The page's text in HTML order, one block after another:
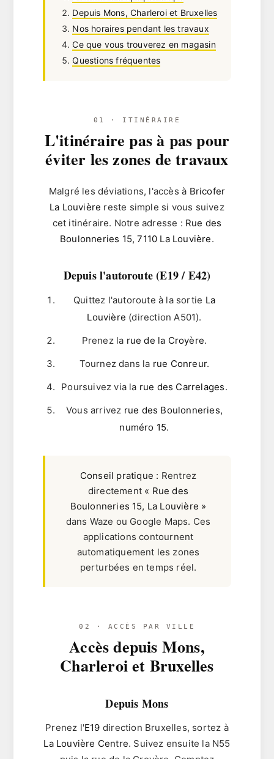
Depuis Mons, Charleroi et Bruxelles
Nos horaires pendant les travaux
Ce que vous trouverez en magasin
Questions fréquentes
01 · ITINÉRAIRE
L'itinéraire pas à pas pour
éviter les zones de travaux
Malgré les déviations, l'accès à Bricofer
La Louvière reste simple si vous suivez
cet itinéraire. Notre adresse : Rue des
Boulonneries 15, 7110 La Louvière.
Depuis l'autoroute (E19 / E42)
Quittez l'autoroute à la sortie La
Louvière (direction A501).
Prenez la rue de la Croyère.
Tournez dans la rue Conreur.
Poursuivez via la rue des Carrelages.
Vous arrivez rue des Boulonneries,
numéro 15.
Conseil pratique : Rentrez
directement « Rue des
Boulonneries 15, La Louvière »
dans Waze ou Google Maps. Ces
applications contournent
automatiquement les zones
perturbées en temps réel.
02 · ACCÈS PAR VILLE
Accès depuis Mons,
Charleroi et Bruxelles
Depuis Mons
Prenez l'E19 direction Bruxelles, sortez à
La Louvière Centre. Suivez ensuite la N55